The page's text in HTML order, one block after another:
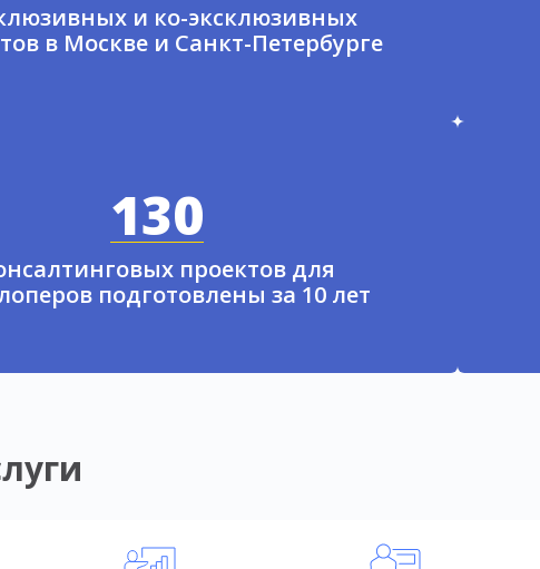
и ко-эксклюзивных
в Москве и Санкт-Петербурге
130
проектов для
подготовлены за 10 лет